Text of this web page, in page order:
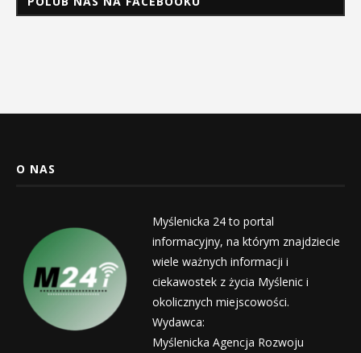
O NAS
Myślenicka 24 to portal
informacyjny, na którym znajdziecie
wiele ważnych informacji i
ciekawostek z życia Myślenic i
okolicznych miejscowości.
Wydawca:
Myślenicka Agencja Rozwoju